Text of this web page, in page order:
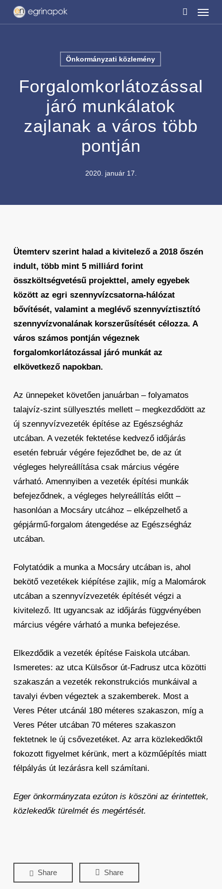
Skip
search
Menu
Önkormányzati közlemény
Forgalomkorlátozással
járó munkálatok
zajlanak a város több
pontján
2020. január 17.
Ütemterv szerint halad a kivitelező a 2018 őszén
indult, több mint 5 milliárd forint
összköltségvetésű projekttel, amely egyebek
között az egri szennyvízcsatorna-hálózat
bővítését, valamint a meglévő szennyvíztisztító
szennyvízvonalának korszerűsítését célozza. A
város számos pontján végeznek
forgalomkorlátozással járó munkát az
elkövetkező napokban.
Az ünnepeket követően januárban – folyamatos
talajvíz-szint süllyesztés mellett – megkezdődött az
új szennyvízvezeték építése az Egészségház
utcában. A vezeték fektetése kedvező időjárás
esetén február végére fejeződhet be, de az út
végleges helyreállítása csak március végére
várható. Amennyiben a vezeték építési munkák
befejeződnek, a végleges helyreállítás előtt –
hasonlóan a Mocsáry utcához – elképzelhető a
gépjármű-forgalom átengedése az Egészségház
utcában.
Folytatódik a munka a Mocsáry utcában is, ahol
bekötő vezetékek kiépítése zajlik, míg a Malomárok
utcában a szennyvízvezeték építését végzi a
kivitelező. Itt ugyancsak az időjárás függvényében
március végére várható a munka befejezése.
Elkezdődik a vezeték építése Faiskola utcában.
Ismeretes: az utca Külsősor út-Fadrusz utca közötti
szakaszán a vezeték rekonstrukciós munkáival a
tavalyi évben végeztek a szakemberek. Most a
Veres Péter utcánál 180 méteres szakaszon, míg a
Veres Péter utcában 70 méteres szakaszon
fektetnek le új csővezetéket. Az arra közlekedőktől
fokozott figyelmet kérünk, mert a közműépítés miatt
félpályás út lezárásra kell számítani.
Eger önkormányzata ezúton is köszöni az érintettek,
közlekedők türelmét és megértését.
Share Share